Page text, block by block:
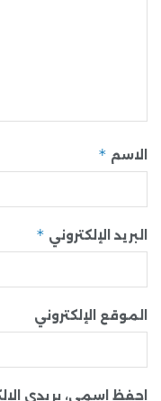
الاسم *
البريد الإلكتروني *
الموقع الإلكتروني
احفظ اسمي، بريدي